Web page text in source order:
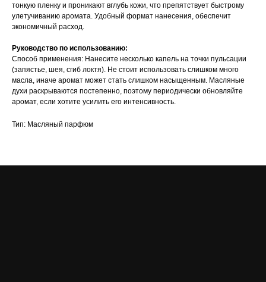
тонкую пленку и проникают вглубь кожи, что препятствует быстрому
улетучиванию аромата. Удобный формат нанесения, обеспечит
экономичный расход.
Руководство по использованию:
Способ применения: Нанесите несколько капель на точки пульсации
(запястье, шея, сгиб локтя). Не стоит использовать слишком много
масла, иначе аромат может стать слишком насыщенным. Масляные
духи раскрываются постепенно, поэтому периодически обновляйте
аромат, если хотите усилить его интенсивность.
Тип: Масляный парфюм